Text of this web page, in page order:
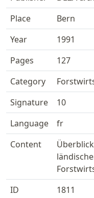
Place
Bern
Year
1991
Pages
127
Category
Signature
10
Language
fr
Content
ID
1811